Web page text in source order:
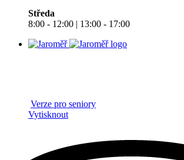
Středa
8:00 - 12:00 | 13:00 - 17:00
Verze pro seniory
Vytisknout